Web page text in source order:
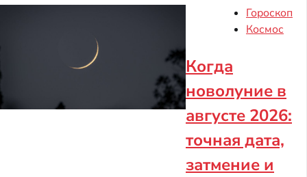
Гороскоп
Космос
Когда
новолуние в
августе 2026:
точная дата,
затмение и